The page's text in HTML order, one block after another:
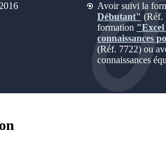
Avoir suivi la
Débutant" (Réf.
formation "Excel
connaissances
(Réf. 7722) ou
connaissances